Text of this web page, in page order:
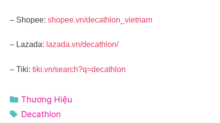
– Shopee: shopee.vn/decathlon_vietnam
– Lazada: lazada.vn/decathlon/
– Tiki: tiki.vn/search?q=decathlon
Danh
mục
Thương Hiệu
Thẻ
Decathlon